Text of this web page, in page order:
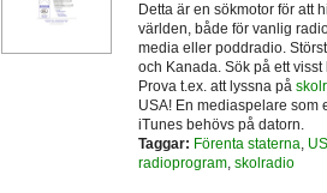
Detta är en sökmotor för att
världen, både för vanlig
media eller poddradio.
och Kanada. Sök på ett
Prova t.ex. att lyssna på
USA! En mediaspelare som
iTunes behövs på datorn.
Taggar: Förenta staterna,
radioprogram, skolradio